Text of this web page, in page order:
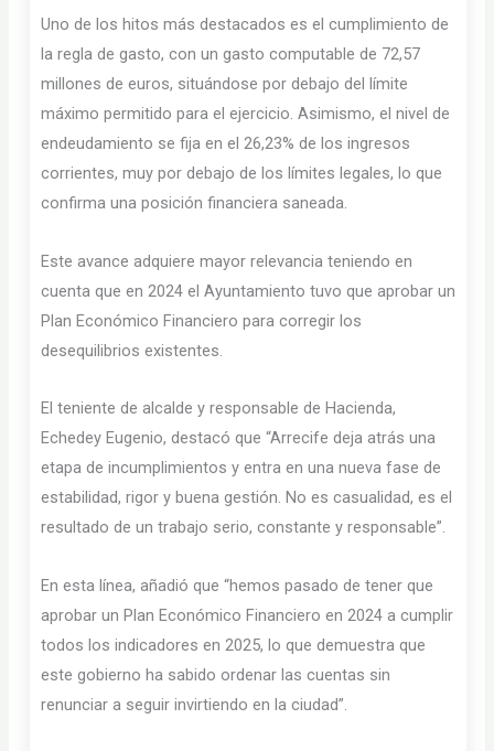
Uno de los hitos más destacados es el cumplimiento de
la regla de gasto, con un gasto computable de 72,57
millones de euros, situándose por debajo del límite
máximo permitido para el ejercicio. Asimismo, el nivel de
endeudamiento se fija en el 26,23% de los ingresos
corrientes, muy por debajo de los límites legales, lo que
confirma una posición financiera saneada.
Este avance adquiere mayor relevancia teniendo en
cuenta que en 2024 el Ayuntamiento tuvo que aprobar un
Plan Económico Financiero para corregir los
desequilibrios existentes.
El teniente de alcalde y responsable de Hacienda,
Echedey Eugenio, destacó que “Arrecife deja atrás una
etapa de incumplimientos y entra en una nueva fase de
estabilidad, rigor y buena gestión. No es casualidad, es el
resultado de un trabajo serio, constante y responsable”.
En esta línea, añadió que “hemos pasado de tener que
aprobar un Plan Económico Financiero en 2024 a cumplir
todos los indicadores en 2025, lo que demuestra que
este gobierno ha sabido ordenar las cuentas sin
renunciar a seguir invirtiendo en la ciudad”.